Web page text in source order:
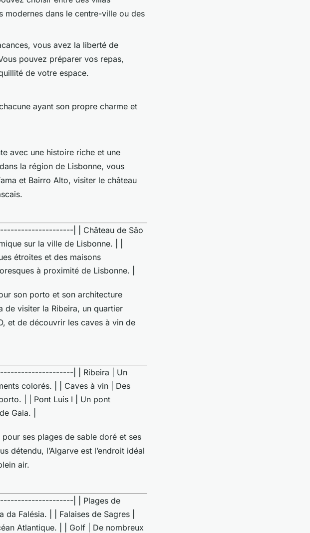
modernes dans le centre-ville ou des
vous avez la liberté de
pouvez préparer vos repas,
de votre espace.
ayant son propre charme et
avec une histoire riche et une
la région de Lisbonne, vous
et Bairro Alto, visiter le château
| | Château de São
sur la ville de Lisbonne. | |
étroites et des maisons
à proximité de Lisbonne. |
son porto et son architecture
de visiter la Ribeira, un quartier
et de découvrir les caves à vin de
| | Ribeira | Un
colorés. | | Caves à vin | Des
| | Pont Luis I | Un pont
Gaia. |
ses plages de sable doré et ses
détendu, l’Algarve est l’endroit idéal
air.
| | Plages de
Falésia. | | Falaises de Sagres |
Atlantique. | | Golf | De nombreux